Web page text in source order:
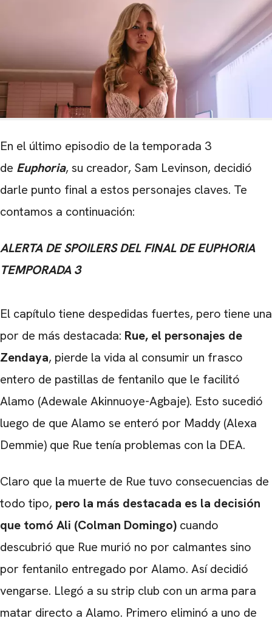
En el último episodio de la temporada 3
de Euphoria, su creador, Sam Levinson, decidió
darle punto final a estos personajes claves. Te
contamos a continuación:
ALERTA DE SPOILERS DEL FINAL DE EUPHORIA
TEMPORADA 3
El capítulo tiene despedidas fuertes, pero tiene una
por de más destacada: Rue, el personajes de
Zendaya, pierde la vida al consumir un frasco
entero de pastillas de fentanilo que le facilitó
Alamo (Adewale Akinnuoye-Agbaje). Esto sucedió
luego de que Alamo se enteró por Maddy (Alexa
Demmie) que Rue tenía problemas con la DEA.
Claro que la muerte de Rue tuvo consecuencias de
todo tipo, pero la más destacada es la decisión
que tomó Ali (Colman Domingo) cuando
descubrió que Rue murió no por calmantes sino
por fentanilo entregado por Alamo. Así decidió
vengarse. Llegó a su strip club con un arma para
matar directo a Alamo. Primero eliminó a uno de